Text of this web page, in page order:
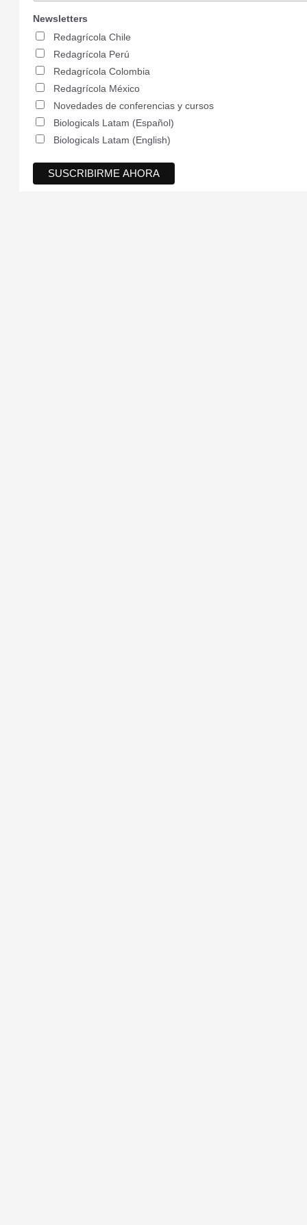
Newsletters
Redagrícola Chile
Redagrícola Perú
Redagrícola Colombia
Redagrícola México
Novedades de conferencias y cursos
Biologicals Latam (Español)
Biologicals Latam (English)